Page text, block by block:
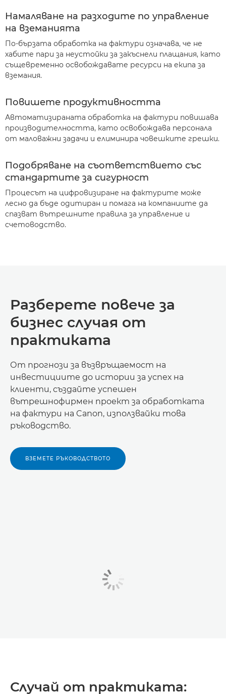
Намаляване на разходите по управление
на вземанията
По-бързата обработка на фактури означава, че не
хабите пари за неустойки за закъснели плащания, като
същевременно освобождавате ресурси на екипа за
вземания.
Повишете продуктивността
Автоматизираната обработка на фактури повишава
производителността, като освобождава персонала
от маловажни задачи и елиминира човешките грешки.
Подобряване на съответствието със
стандартите за сигурност
Процесът на цифровизиране на фактурите може
лесно да бъде одитиран и помага на компаниите да
спазват вътрешните правила за управление и
счетоводство.
Разберете повече за
бизнес случая от
практиката
От прогнози за възвръщаемост на
инвестициите до истории за успех на
клиенти, създайте успешен
вътрешнофирмен проект за обработката
на фактури на Canon, използвайки това
ръководство.
ВЗЕМЕТЕ РЪКОВОДСТВОТО
Случай от практиката: